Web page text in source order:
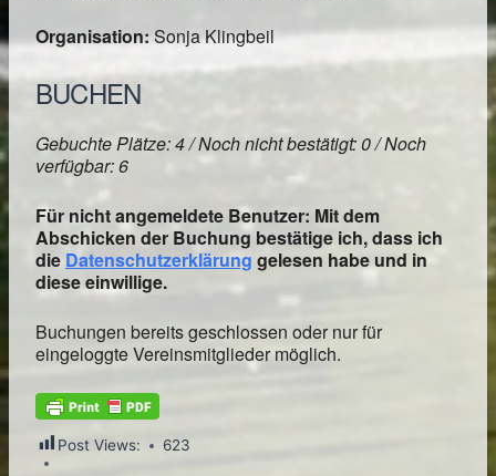
Organisation:Sonja Klingbeil
BUCHEN
Gebuchte Plätze: 4 / Noch nicht bestätigt: 0 / Noch
verfügbar: 6
Für nicht angemeldete Benutzer: Mit dem
Abschicken der Buchung bestätige ich, dass ich
die Datenschutzerklärung gelesen habe und in
diese einwillige.
Buchungen bereits geschlossen oder nur für
eingeloggte Vereinsmitglieder möglich.
Post Views: 623